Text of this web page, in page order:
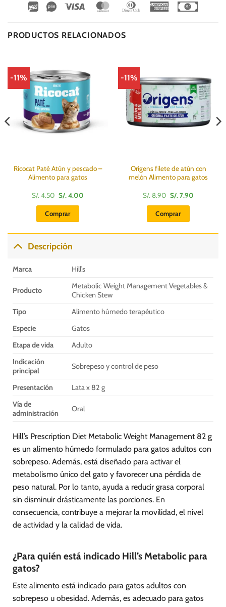
Wirecard
Vipps Visa MasterCardDinners
American
PRODUCTOS RELACIONADOS
-11%
Ricocat Paté Atún y pescado –
Alimento para gatos
S/.4.50 El
precio
original
era:
S/.
S/.4.00El
Comprar
-11%
Origens filete de atún con
melón Alimento para gatos
S/.8.90 El
precio
original
era:
S/.
S/.7.90El
Comprar
Descripción
Marca Hill’s
Producto
Metabolic Weight Management Vegetables &
Chicken Stew
Tipo
Alimento húmedo terapéutico
Especie
Gatos
Etapa de vida
Adulto
Indicación
principal
Sobrepeso y control de peso
Presentación
Lata x 82 g
Vía de
administración
Oral
Hill’s Prescription Diet Metabolic Weight Management 82 g
es un alimento húmedo formulado para gatos adultos con
sobrepeso. Además, está diseñado para activar el
metabolismo único del gato y favorecer una pérdida de
peso natural. Por lo tanto, ayuda a reducir grasa corporal
sin disminuir drásticamente las porciones. En
consecuencia, contribuye a mejorar la movilidad, el nivel
de actividad y la calidad de vida.
¿Para quién está indicado Hill’s Metabolic para
gatos?
Este alimento está indicado para gatos adultos con
sobrepeso u obesidad. Además, es adecuado para gatos